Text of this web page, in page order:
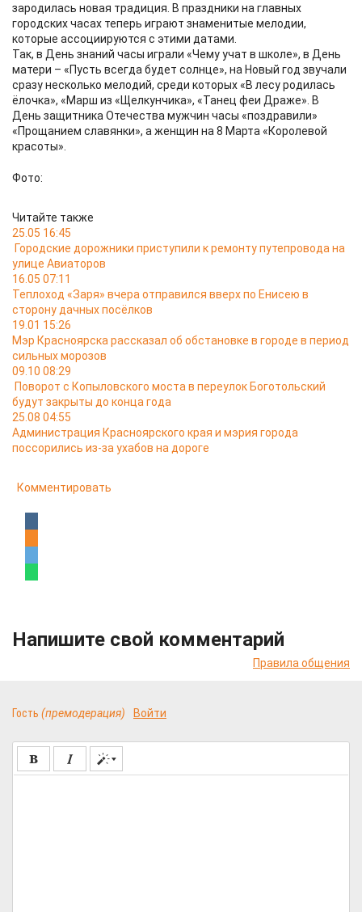
зародилась новая традиция. В праздники на главных
городских часах теперь играют знаменитые мелодии,
которые ассоциируются с этими датами.
Так, в День знаний часы играли «Чему учат в школе», в День
матери – «Пусть всегда будет солнце», на Новый год звучали
сразу несколько мелодий, среди которых «В лесу родилась
ёлочка», «Марш из «Щелкунчика», «Танец феи Драже». В
День защитника Отечества мужчин часы «поздравили»
«Прощанием славянки», а женщин на 8 Марта «Королевой
красоты».
Фото:
Читайте также
25.05 16:45
Городские дорожники приступили к ремонту путепровода на
улице Авиаторов
16.05 07:11
Теплоход «Заря» вчера отправился вверх по Енисею в
сторону дачных посёлков
19.01 15:26
Мэр Красноярска рассказал об обстановке в городе в период
сильных морозов
09.10 08:29
Поворот с Копыловского моста в переулок Боготольский
будут закрыты до конца года
25.08 04:55
Администрация Красноярского края и мэрия города
поссорились из-за ухабов на дороге
Комментировать
Напишите свой комментарий
Правила общения
Гость (премодерация) Войти